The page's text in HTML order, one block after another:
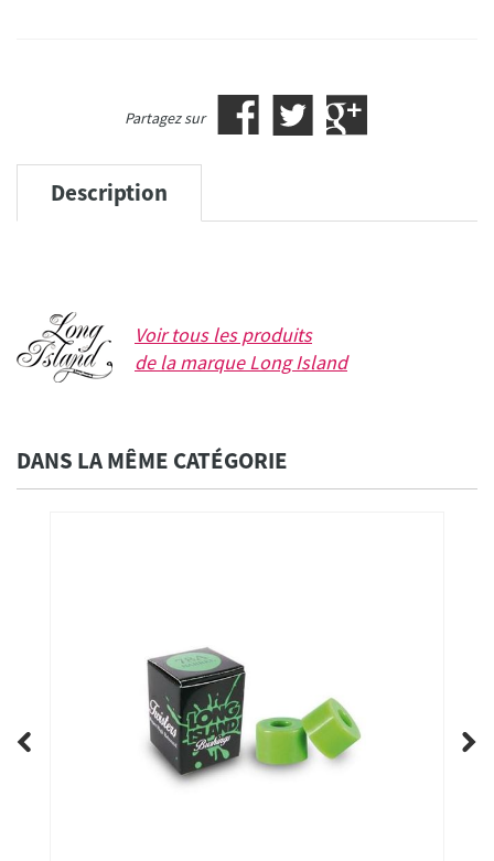
Partagez sur
Description
Voir tous les produits
de la marqueLong Island
DANS LA MÊME CATÉGORIE